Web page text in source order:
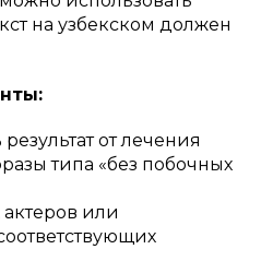
на узбекском должен
от лечения
типа «без побочных
или